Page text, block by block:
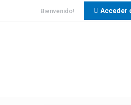
Bienvenido! Acceder